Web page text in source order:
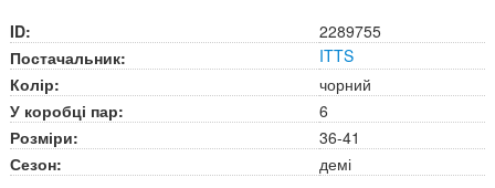
ID:
2289755
Постачальник:
ITTS
Колір:
чорний
У коробці пар:
6
Розміри:
36-41
Сезон:
демі